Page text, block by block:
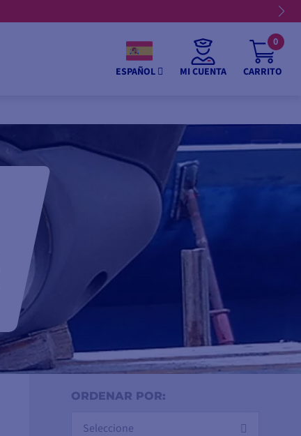
ESPAÑOL MI CUENTA CARRITO
0
ORDENAR POR:
Seleccione